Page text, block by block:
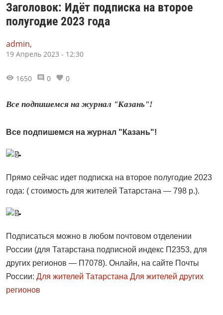
Заголовок: Идёт подписка на второе
полугодие 2023 года
admin,
19 Апрель 2023 - 12:30
1650 0 0
Все подпишемся на журнал "Казань"!
Все подпишемся на журнал "Казань"!
Прямо сейчас идет подписка на второе полугодие 2023
года: ( стоимость для жителей Татарстана — 798 р.).
Подписаться можно в любом почтовом отделении
России (для Татарстана подписной индекс П2353, для
других регионов — П7078). Онлайн, на сайте Почты
России: Для жителей Татарстана Для жителей других
регионов